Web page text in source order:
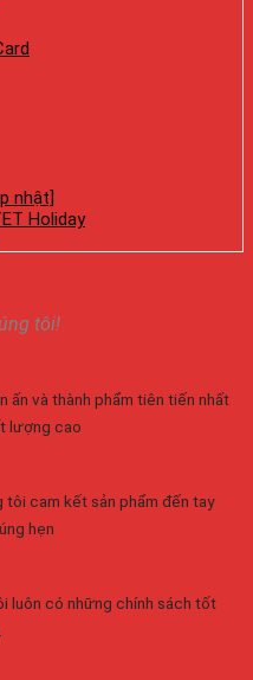
nhật]
Holiday
tôi!
ấn và thành phẩm tiên tiến nhất
lượng cao
tôi cam kết sản phẩm đến tay
hẹn
luôn có những chính sách tốt